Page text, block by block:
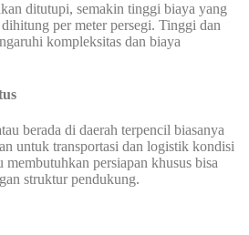
ditutupi, semakin tinggi biaya yang
per meter persegi. Tinggi dan
kompleksitas dan biaya
berada di daerah terpencil biasanya
untuk transportasi dan logistik kondisi
membutuhkan persiapan khusus bisa
struktur pendukung.